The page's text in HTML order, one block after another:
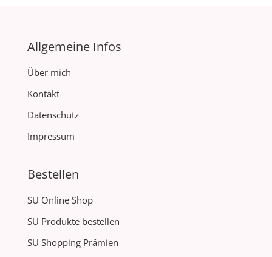
Allgemeine Infos
Über mich
Kontakt
Datenschutz
Impressum
Bestellen
SU Online Shop
SU Produkte bestellen
SU Shopping Prämien